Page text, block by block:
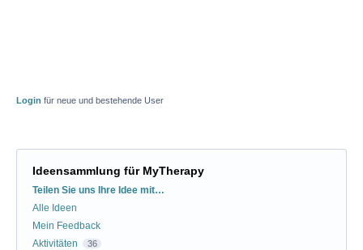
Login für neue und bestehende User
Ideensammlung für MyTherapy
Kategorien
Teilen Sie uns Ihre Idee mit…
Alle Ideen
Mein Feedback
Aktivitäten
36